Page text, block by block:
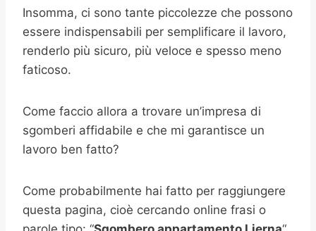
Insomma, ci sono tante piccolezze che possono
essere indispensabili per semplificare il lavoro,
renderlo più sicuro, più veloce e spesso meno
faticoso.
Come faccio allora a trovare un’impresa di
sgomberi affidabile e che mi garantisce un
lavoro ben fatto?
Come probabilmente hai fatto per raggiungere
questa pagina, cioè cercando online frasi o